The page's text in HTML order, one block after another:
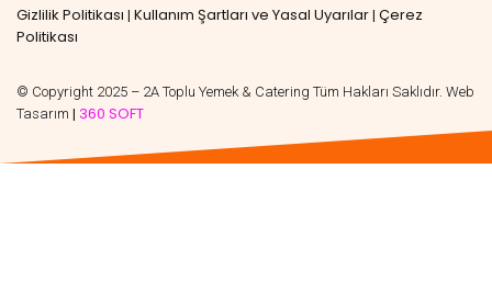
Gizlilik Politikası | Kullanım Şartları ve Yasal Uyarılar | Çerez
Politikası
© Copyright 2025 – 2A Toplu Yemek & Catering Tüm Hakları Saklıdır. Web
Tasarım | 360 SOFT